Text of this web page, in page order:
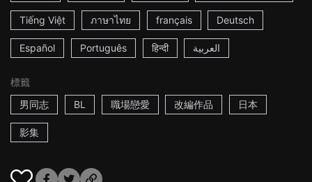
Tiếng Việt ภาษาไทย français Deutsch
Español Português हिन्दी العربية
標籤
男同志
BL 職場戀愛 改編作品 日本
影集